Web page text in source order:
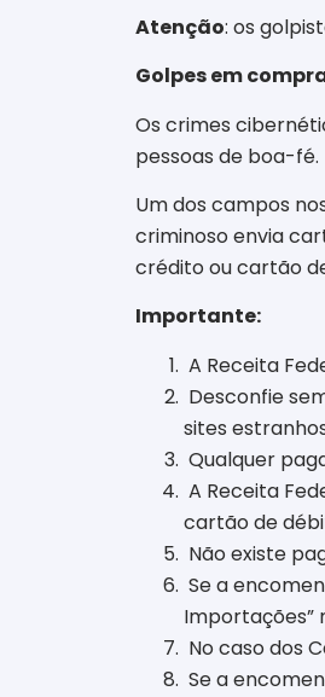
Atenção: os
Golpes em
Os crimes
pessoas de boa-fé.
Um dos campos
criminoso envia
crédito ou cartão
Importante:
A Receita
Desconfie
sites
Qualquer
A Receita
cartão de
Não existe
Se a
Importações”
No caso dos
Se a